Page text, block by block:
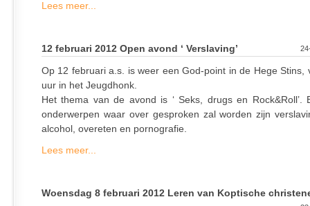
Lees meer...
12 februari 2012 Open avond ‘ Verslaving’
Op 12 februari a.s. is weer een God-point in de Hege Stins,
uur in het Jeugdhonk.
Het thema van de avond is ‘ Seks, drugs en Rock&Roll’.
onderwerpen waar over gesproken zal worden zijn
alcohol, overeten en pornografie.
Lees meer...
Woensdag 8 februari 2012 Leren van Koptische